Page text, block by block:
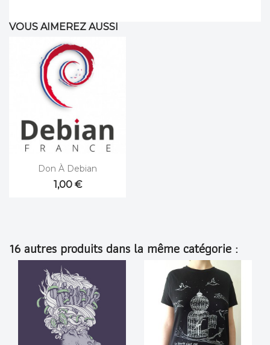
VOUS AIMEREZ AUSSI
Aperçu rapide
Don À Debian
1,00 €
16 autres produits dans la même catégorie :